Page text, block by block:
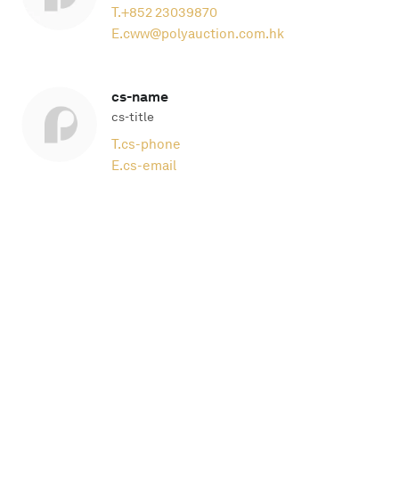
T.+852 23039870
E.cww@polyauction.com.hk
cs-name
cs-title
T.cs-phone
E.cs-email